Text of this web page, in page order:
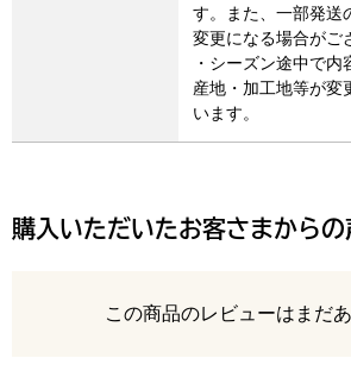
す。また、一部発送
変更になる場合がご
・シーズン途中で
産地・加工地等が変
います。
購入いただいたお客さまからの
レビュー
この商品のレビューはまだ